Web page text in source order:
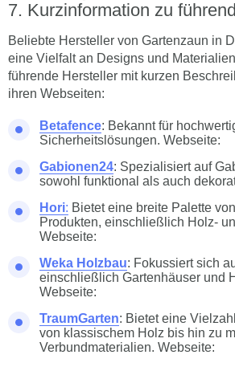
Kurzinformation zu
Beliebte Hersteller von Gartenzaun in
eine Vielfalt an Designs und
führende Hersteller mit kurzen
ihren Webseiten:
Betafence: Bekannt für
Sicherheitslösungen. Webseite:
Gabionen24: Spezialisiert auf
sowohl funktional als auch
Hori: Bietet eine breite Palette
Produkten, einschließlich Holz-
Webseite:
Weka Holzbau: Fokussiert sich
einschließlich Gartenhäuser und
Webseite:
TraumGarten: Bietet eine
von klassischem Holz bis hin zu
Verbundmaterialien. Webseite: